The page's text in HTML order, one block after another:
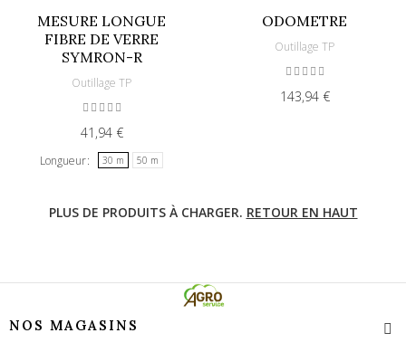
MESURE LONGUE
FIBRE DE VERRE
SYMRON-R
Outillage TP
41,94 €
Longueur 30 m 50 m
ODOMETRE
Outillage TP
143,94 €
PLUS DE PRODUITS À CHARGER. RETOUR EN HAUT
NOS MAGASINS